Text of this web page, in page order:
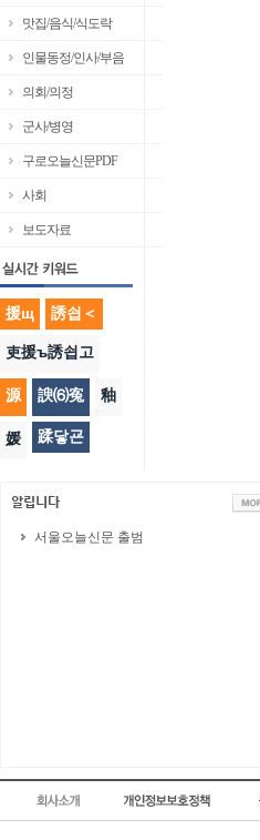
맛집/음식/식도락
인물동정/인사/부음
의회/의정
군사/병영
구로오늘신문PDF
사회
보도자료
援щ 誘쇱＜
吏援ъ誘쇱고
源 諛⑹寃 釉
媛 蹂닿굔
서울오늘신문 출범